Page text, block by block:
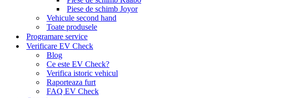
Piese de schimb Joyor
Vehicule second hand
Toate produsele
Programare service
Verificare EV Check
Blog
Ce este EV Check?
Verifica istoric vehicul
Raporteaza furt
FAQ EV Check